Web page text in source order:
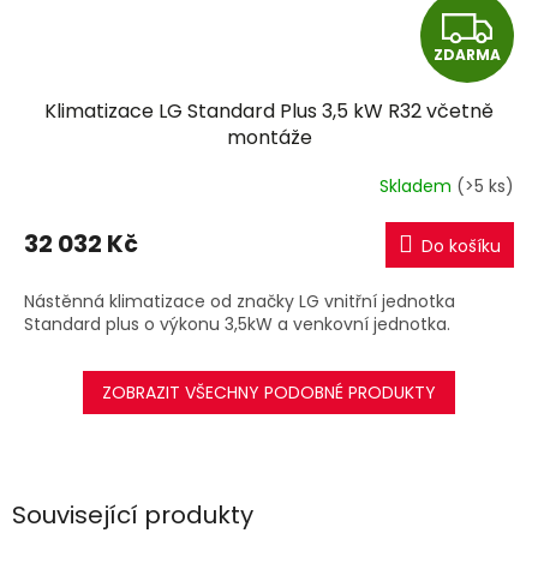
Související produkty
Z
D
A
R
M
A
ZDARMA
Klimatizace LG Standard Plus 3,5 kW R32 včetně
montáže
Skladem (>5 ks)
32 032 Kč Do košíku
Nástěnná klimatizace od značky LG vnitřní jednotka
Standard plus o výkonu 3,5kW a venkovní jednotka.
ZOBRAZIT VŠECHNY PODOBNÉ PRODUKTY